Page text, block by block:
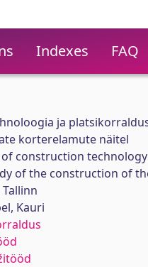
Indexes FAQ
ja
korterelamute näitel
of construction
of the construction of
Kauri